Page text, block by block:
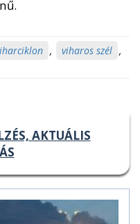
, viharos szél ,
AKTUÁLIS